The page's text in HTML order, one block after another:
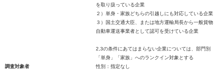
を取り扱っている企業
２）単身・家族どちらの引越しにも対応している企業
３）国土交通大臣、または地方運輸局長から一般貨物
自動車運送事業者として認可を受けている企業
2,3の条件にあてはまらない企業については、部門別
「単身」「家族」へのランクイン対象とする
調査対象者
性別：指定なし